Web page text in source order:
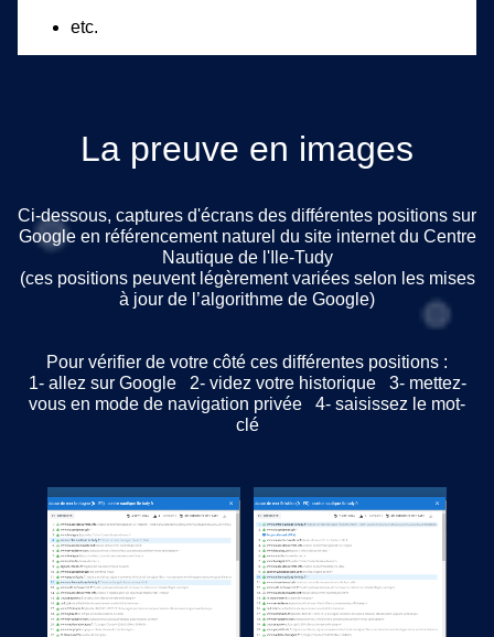
etc.
La preuve en images
Ci-dessous, captures d'écrans des différentes positions sur
Google en référencement naturel du site internet du Centre
Nautique de l'Ile-Tudy
(ces positions peuvent légèrement variées selon les mises
à jour de l’algorithme de Google)
Pour vérifier de votre côté ces différentes positions :
1- allez sur Google 2- videz votre historique 3- mettez-
vous en mode de navigation privée 4- saisissez le mot-
clé